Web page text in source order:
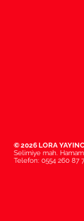
© 2026 LORA
Selimiye mah.
Telefon: 0554 260 87